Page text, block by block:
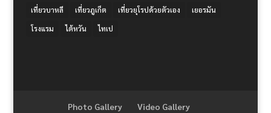
เที่ยวบาหลี
เที่ยวภูเก็ต เที่ยวยุโรปด้วยตัวเอง
เยอรมัน
โรงแรม
ไต้หวัน ไทเป
Photo Gallery Video Gallery